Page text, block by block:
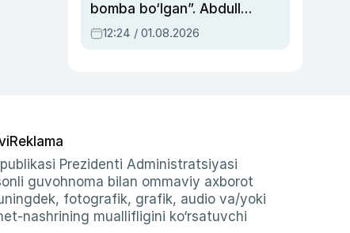
bomba bo‘lgan”. Abdulla
Oripovni siyosiy
ayblovlardan asrab
12:24 / 01.08.2026
Reklama
Prezidenti Administratsiyasi
guvohnoma bilan ommaviy axborot
fotografik, grafik, audio va/yoki
nashrining muallifligini ko‘rsatuvchi